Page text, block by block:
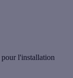
pour l'installation